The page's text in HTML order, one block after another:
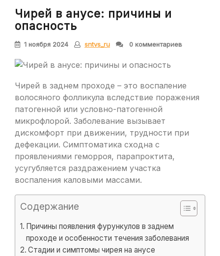
Чирей в анусе: причины и
опасность
1 ноября 2024 sntvs_ru 0 комментариев
Чирей в заднем проходе – это воспаление
волосяного фолликула вследствие поражения
патогенной или условно-патогенной
микрофлорой. Заболевание вызывает
дискомфорт при движении, трудности при
дефекации. Симптоматика сходна с
проявлениями геморроя, парапроктита,
усугубляется раздражением участка
воспаления каловыми массами.
Содержание
Причины появления фурункулов в заднем
проходе и особенности течения заболевания
Стадии и симптомы чирея на анусе